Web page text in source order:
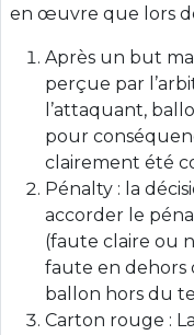
en œuvre que lors
Après un but
perçue par
l’attaquant,
pour
clairement été
Pénalty : la
accorder le
(faute claire ou
faute en dehors
ballon hors du
Carton rouge :